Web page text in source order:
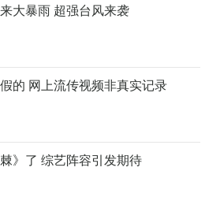
大暴雨 超强台风来袭
的 网上流传视频非真实记录
》了 综艺阵容引发期待